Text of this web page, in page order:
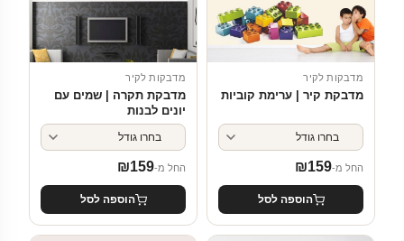
מדבקות לקיר
מדבקת קיר | ערימת קוביות
החל מ- ₪159
הוספה לסל
מדבקות לקיר
מדבקת תקרה | שמים עם
יונים לבנות
החל מ- ₪159
הוספה לסל